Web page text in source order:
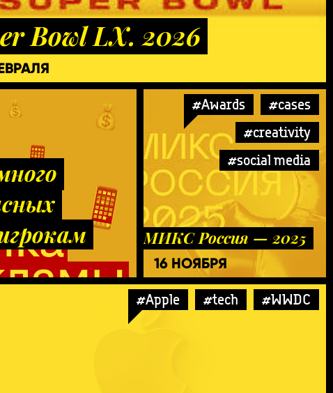
Bowl LX. 2026
#Awards
#cases
#creativity
#social media
МИКС Россия — 2025
16 НОЯБРЯ
#Apple #tech #WWDC